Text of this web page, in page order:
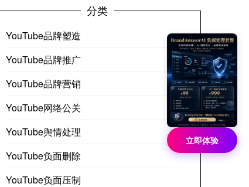
分类
YouTube品牌塑造
YouTube品牌推广
YouTube品牌营销
YouTube网络公关
YouTube舆情处理
YouTube负面删除
YouTube负面压制
立即体验